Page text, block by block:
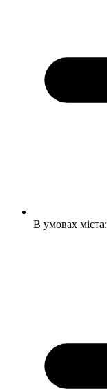
В умовах міста: